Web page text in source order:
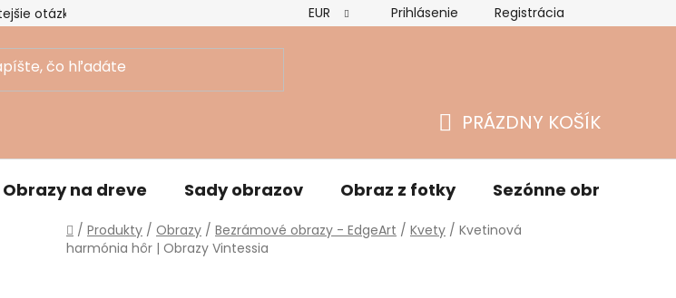
otázky Hodnotenie obchodu Vrátenie tovaru a reklamácie
EUR Prihlásenie Registrácia
KOŠÍK
PRÁZDNY KOŠÍK
Obrazy na dreve Sady obrazov Obraz z fotky Sezónne obrazy
Domov
/ Produkty / Obrazy / Bezrámové obrazy - EdgeArt / Kvety / Kvetinová
harmónia hôr | Obrazy Vintessia